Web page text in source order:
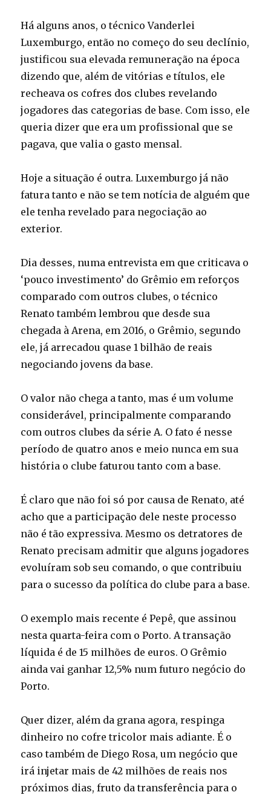
Há alguns anos, o técnico Vanderlei
Luxemburgo, então no começo do seu declínio,
justificou sua elevada remuneração na época
dizendo que, além de vitórias e títulos, ele
recheava os cofres dos clubes revelando
jogadores das categorias de base. Com isso, ele
queria dizer que era um profissional que se
pagava, que valia o gasto mensal.
Hoje a situação é outra. Luxemburgo já não
fatura tanto e não se tem notícia de alguém que
ele tenha revelado para negociação ao
exterior.
Dia desses, numa entrevista em que criticava o
‘pouco investimento’ do Grêmio em reforços
comparado com outros clubes, o técnico
Renato também lembrou que desde sua
chegada à Arena, em 2016, o Grêmio, segundo
ele, já arrecadou quase 1 bilhão de reais
negociando jovens da base.
O valor não chega a tanto, mas é um volume
considerável, principalmente comparando
com outros clubes da série A. O fato é nesse
período de quatro anos e meio nunca em sua
história o clube faturou tanto com a base.
É claro que não foi só por causa de Renato, até
acho que a participação dele neste processo
não é tão expressiva. Mesmo os detratores de
Renato precisam admitir que alguns jogadores
evoluíram sob seu comando, o que contribuiu
para o sucesso da política do clube para a base.
O exemplo mais recente é Pepê, que assinou
nesta quarta-feira com o Porto. A transação
líquida é de 15 milhões de euros. O Grêmio
ainda vai ganhar 12,5% num futuro negócio do
Porto.
Quer dizer, além da grana agora, respinga
dinheiro no cofre tricolor mais adiante. É o
caso também de Diego Rosa, um negócio que
irá injetar mais de 42 milhões de reais nos
próximos dias, fruto da transferência para o